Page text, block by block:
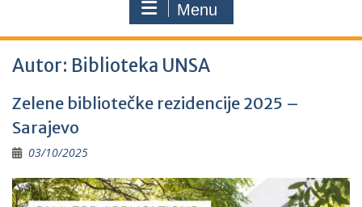
Menu
Autor: Biblioteka UNSA
Zelene bibliotečke rezidencije 2025 –
Sarajevo
03/10/2025